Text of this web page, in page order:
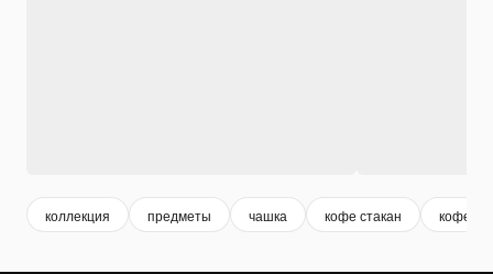
коллекция предметы чашка кофе стакан